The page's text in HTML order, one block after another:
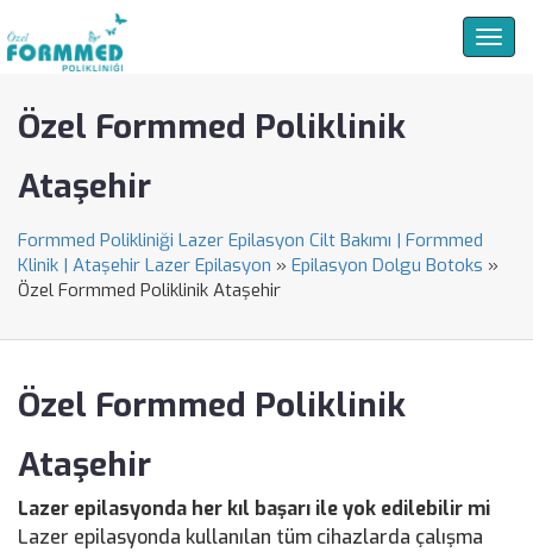
Özel Formmed Poliklinik
Ataşehir
Formmed Polikliniği Lazer Epilasyon Cilt Bakımı | Formmed
Klinik | Ataşehir Lazer Epilasyon » Epilasyon Dolgu Botoks »
Özel Formmed Poliklinik Ataşehir
Özel Formmed Poliklinik
Ataşehir
Lazer epilasyonda her kıl başarı ile yok edilebilir mi
Lazer epilasyonda kullanılan tüm cihazlarda çalışma